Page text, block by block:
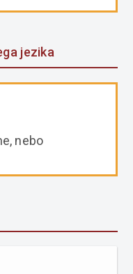
jezika
nebo